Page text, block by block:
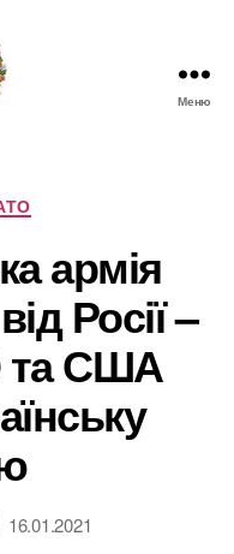
Меню
армія
Росії –
та США
16.01.2021